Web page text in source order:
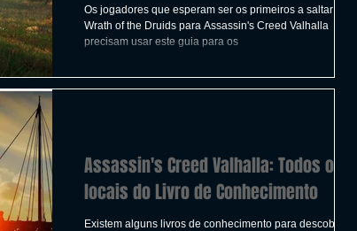
Os jogadores que esperam ser os primeiros a saltar em
Wrath of the Druids para Assassin's Creed Valhalla
precisam usar este guia para os
Assassin's Creed Valhalla: Todos os
locais do Livro de Conhecimento
Existem alguns livros de conhecimento para descobrir em